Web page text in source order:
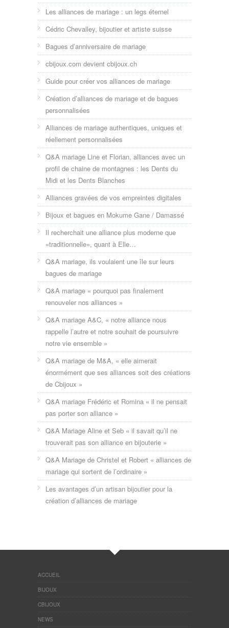
Les alliances de mariage : un legs éternel
Cédric Chevalley, bijoutier et artiste suisse
Bagues d’anniversaire de mariage
cbijoux.com devient cbijoux.ch
Guide pour créer vos alliances de mariage
Création d’alliances de mariage et de bagues
personnalisées
Alliances de mariage authentiques, uniques et
réellement personnalisées
Q&A mariage Line et Florian, alliances avec un
profil de chaine de montagnes : les Dents du
Midi et les Dents Blanches
Alliances gravées de vos empreintes digitales
Bijoux et bagues en Mokume Gane / Damassé
Il recherchait une alliance plus moderne que
«traditionnelle», quant à Elle…
Q&A mariage, ils voulaient une île sur leurs
bagues de mariage
Q&A mariage « pourquoi pas finalement
renouveler nos alliances »
Q&A mariage A&C, « notre alliance nous
rappelle l’autre et notre souhait de poursuivre
notre vie ensemble »
Q&A mariage de M&A, « elle aimerait
énormément que ses alliances soit des créations
de Cbijoux »
Q&A mariage Frédéric et Romina « il ne pensait
pas porter son alliance »
Q&A Mariage Aline et Seb « il savait qu’il ne
trouverait pas son alliance en bijouterie »
Q&A Mariage de Christel et Robert « alliances de
mariage qui sortent de l’ordinaire »
Les avantages d’un artisan bijoutier pour la
création d’alliances de mariage
ACCUEIL
BIJOUX
CBIJOUX
NEWS